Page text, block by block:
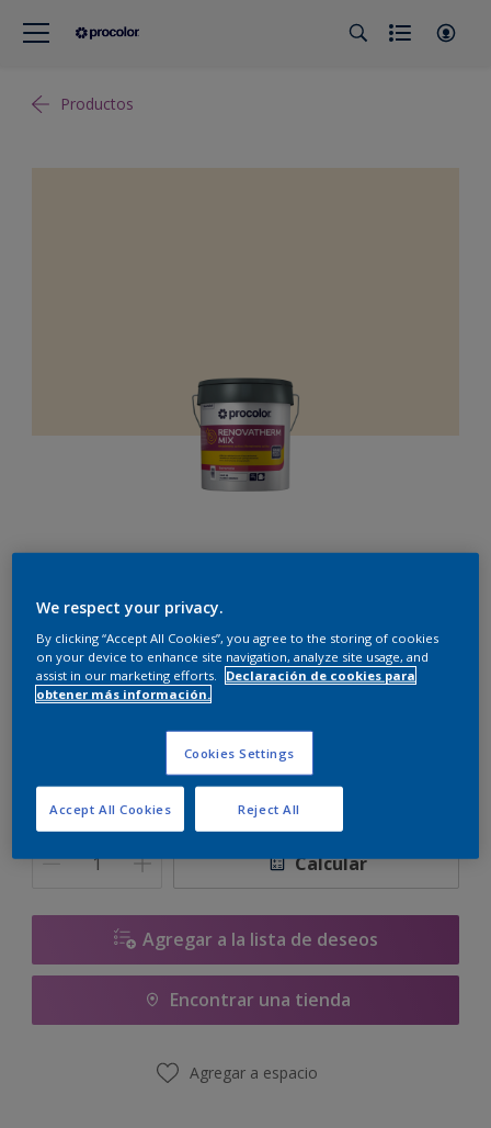
Productos
Renovatherm Mix
F6.06.87
Cambiar de color
15 L
Cantidad Calculadora de pintura
Calcular
Agregar a la lista de deseos
Encontrar una tienda
Agregar a espacio
We respect your privacy.
By clicking “Accept All Cookies”, you agree to the storing of cookies
on your device to enhance site navigation, analyze site usage, and
assist in our marketing efforts.
Declaración de cookies para
obtener más información.
Cookies Settings
Reject All
Accept All Cookies